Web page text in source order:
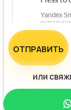
ОТПРАВИТЬ
или